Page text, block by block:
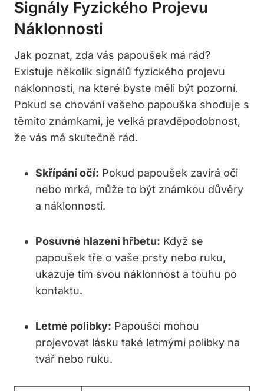
Signály Fyzického Projevu
Náklonnosti
Jak poznat, zda vás⁣ papoušek má rád?
Existuje několik signálů fyzického projevu
náklonnosti, na které ​byste měli být pozorní.
Pokud se chování vašeho papouška shoduje s
těmito známkami, je velká pravděpodobnost,​
že vás má skutečně rád.
Skřípání očí: Pokud papoušek zavírá oči
nebo mrká, může to být známkou ⁤důvěry
a náklonnosti.
Posuvné hlazení hřbetu: Když se
papoušek tře o vaše prsty nebo ruku,
ukazuje tím svou ⁣náklonnost a touhu po
kontaktu.
Letmé polibky: Papoušci mohou
projevovat lásku ⁣také letmými polibky na
tvář nebo ruku.